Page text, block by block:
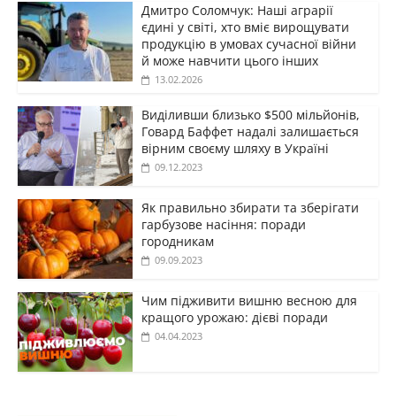
Дмитро Соломчук: Наші аграрії
єдині у світі, хто вміє вирощувати
продукцію в умовах сучасної війни
й може навчити цього інших
13.02.2026
Виділивши близько $500 мільйонів,
Говард Баффет надалі залишається
вірним своєму шляху в Україні
09.12.2023
Як правильно збирати та зберігати
гарбузове насіння: поради
городникам
09.09.2023
Чим підживити вишню весною для
кращого урожаю: дієві поради
04.04.2023